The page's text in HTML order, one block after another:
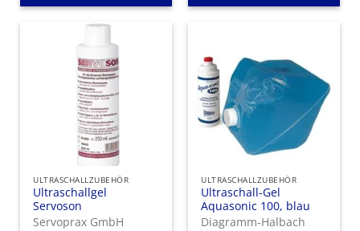
ULTRASCHALLZUBEHÖR
Ultraschallgel
Servoson
Servoprax GmbH
ULTRASCHALLZUBEHÖR
Ultraschall-Gel
Aquasonic 100, blau
Diagramm-Halbach